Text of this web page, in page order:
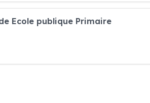
Ecole publique Primaire